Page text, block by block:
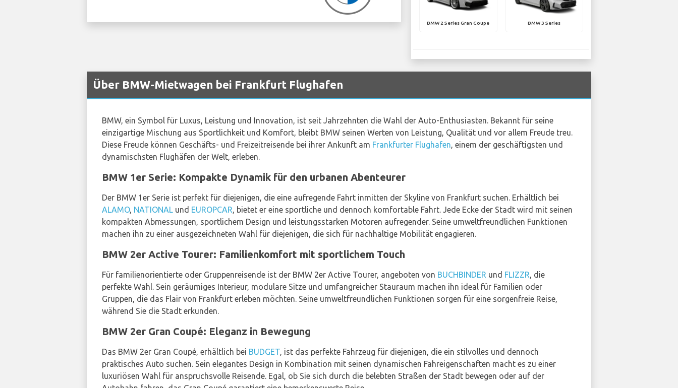
BMW 2 Series Gran Coupe BMW 3 Series
Über BMW-Mietwagen bei Frankfurt Flughafen
BMW, ein Symbol für Luxus, Leistung und Innovation, ist seit Jahrzehnten die Wahl der Auto-Enthusiasten. Bekannt für seine
einzigartige Mischung aus Sportlichkeit und Komfort, bleibt BMW seinen Werten von Leistung, Qualität und vor allem Freude treu.
Diese Freude können Geschäfts- und Freizeitreisende bei ihrer Ankunft am Frankfurter Flughafen, einem der geschäftigsten und
dynamischsten Flughäfen der Welt, erleben.
BMW 1er Serie: Kompakte Dynamik für den urbanen Abenteurer
Der BMW 1er Serie ist perfekt für diejenigen, die eine aufregende Fahrt inmitten der Skyline von Frankfurt suchen. Erhältlich bei
ALAMO, NATIONAL und EUROPCAR, bietet er eine sportliche und dennoch komfortable Fahrt. Jede Ecke der Stadt wird mit seinen
kompakten Abmessungen, sportlichem Design und leistungsstarken Motoren aufregender. Seine umweltfreundlichen Funktionen
machen ihn zu einer ausgezeichneten Wahl für diejenigen, die sich für nachhaltige Mobilität engagieren.
BMW 2er Active Tourer: Familienkomfort mit sportlichem Touch
Für familienorientierte oder Gruppenreisende ist der BMW 2er Active Tourer, angeboten von BUCHBINDER und FLIZZR, die
perfekte Wahl. Sein geräumiges Interieur, modulare Sitze und umfangreicher Stauraum machen ihn ideal für Familien oder
Gruppen, die das Flair von Frankfurt erleben möchten. Seine umweltfreundlichen Funktionen sorgen für eine sorgenfreie Reise,
während Sie die Stadt erkunden.
BMW 2er Gran Coupé: Eleganz in Bewegung
Das BMW 2er Gran Coupé, erhältlich bei BUDGET, ist das perfekte Fahrzeug für diejenigen, die ein stilvolles und dennoch
praktisches Auto suchen. Sein elegantes Design in Kombination mit seinen dynamischen Fahreigenschaften macht es zu einer
luxuriösen Wahl für anspruchsvolle Reisende. Egal, ob Sie sich durch die belebten Straßen der Stadt bewegen oder auf der